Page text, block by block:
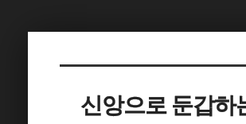
신앙으로 둔갑하
Sketchbook5, 스
Sketchbook5, 스